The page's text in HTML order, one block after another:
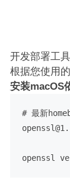
开发部署工
根据您使用
安装macOS
# 最新
openssl